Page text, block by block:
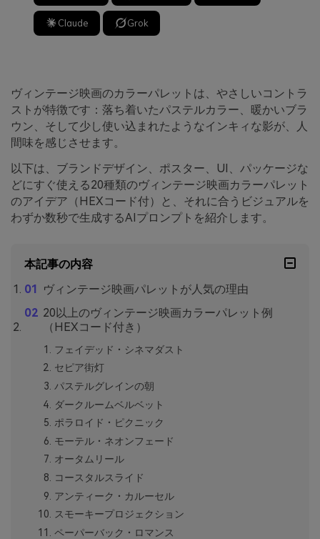
Claude Grok
ヴィンテージ映画のカラーパレットは、やさしいコントラ
ストが特徴です：落ち着いたパステルカラー、暖かいブラ
ウン、そして少し使い込まれたようなインキィな影が、人
間味を感じさせます。
以下は、ブランドデザイン、ポスター、UI、パッケージな
どにすぐ使える20種類のヴィンテージ映画カラーパレット
のアイデア（HEXコード付）と、それに合うビジュアルを
わずか数秒で生成するAIプロンプトを紹介します。
本記事の内容
ヴィンテージ映画パレットが人気の理由
20以上のヴィンテージ映画カラーパレット例
（HEXコード付き）
フェイデッド・シネマダスト
セピア街灯
パステルグレインの朝
ダークルームベルベット
ポラロイド・ピクニック
モーテル・ネオンフェード
オータムリール
コースタルスライド
アンティーク・カルーセル
スモーキープロジェクション
ペーパーバック・ロマンス